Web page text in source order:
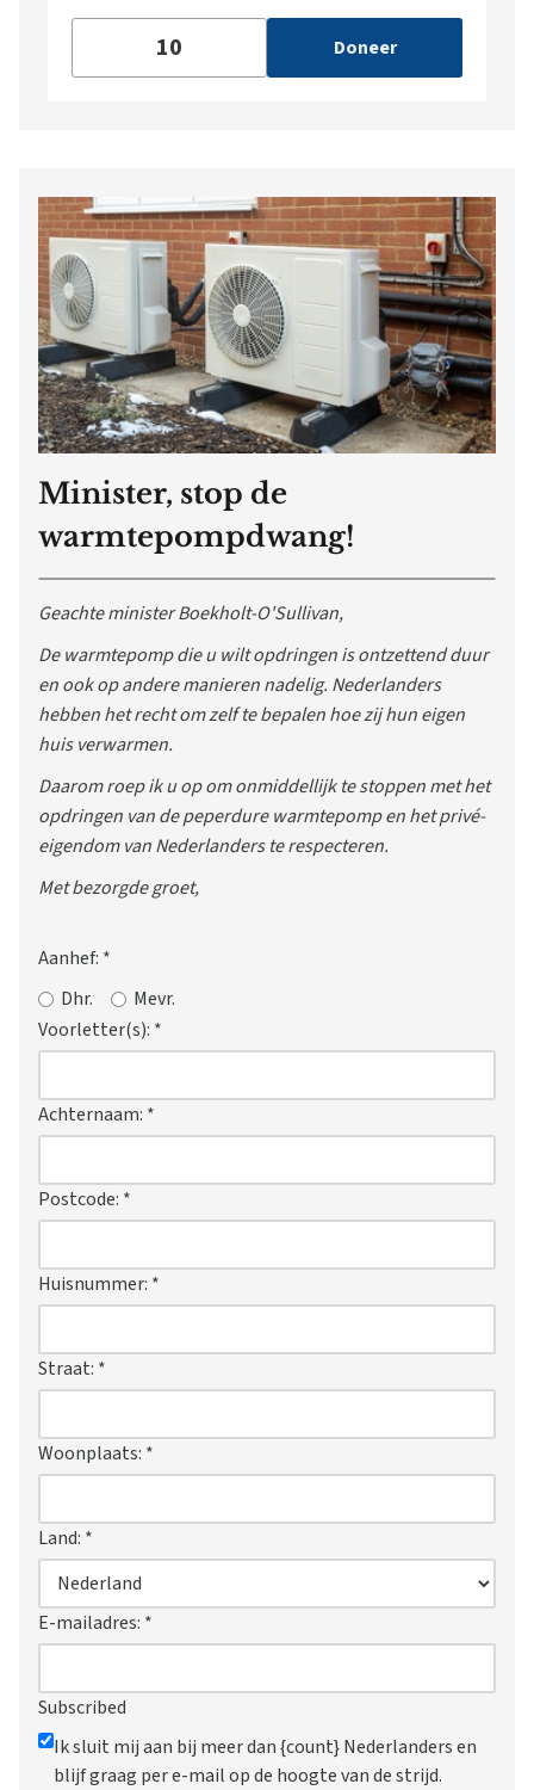
Doneer
Minister, stop de
warmtepompdwang!
Geachte minister Boekholt-O'Sullivan,
De warmtepomp die u wilt opdringen is ontzettend duur
en ook op andere manieren nadelig. Nederlanders
hebben het recht om zelf te bepalen hoe zij hun eigen
huis verwarmen.
Daarom roep ik u op om onmiddellijk te stoppen met het
opdringen van de peperdure warmtepomp en het privé-
eigendom van Nederlanders te respecteren.
Met bezorgde groet,
Aanhef: *
Dhr.
Mevr.
Voorletter(s): *
Achternaam: *
Postcode: *
Huisnummer: *
Straat: *
Woonplaats: *
Land: *
E-mailadres: *
Subscribed
Ik sluit mij aan bij meer dan {count} Nederlanders en
blijf graag per e-mail op de hoogte van de strijd.